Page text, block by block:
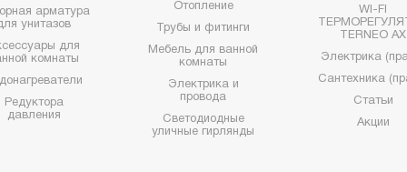
арматура
унитазов
для
комнаты
Редуктора
давления
Отопление
Трубы и фитинги
Мебель для ванной
комнаты
Электрика и
провода
Светодиодные
уличные гирлянды
WI-FI
TERNEO AX
Электрика
Сантехника
Статьи
Акции